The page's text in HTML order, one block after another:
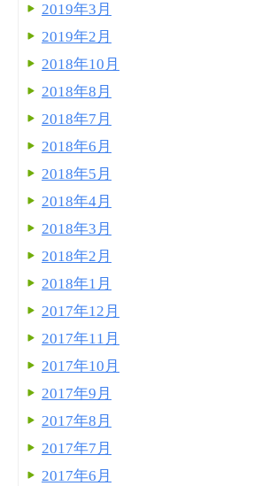
2019年3月
2019年2月
2018年10月
2018年8月
2018年7月
2018年6月
2018年5月
2018年4月
2018年3月
2018年2月
2018年1月
2017年12月
2017年11月
2017年10月
2017年9月
2017年8月
2017年7月
2017年6月